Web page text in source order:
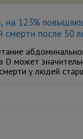
на 123%
после 50
D может
у людей